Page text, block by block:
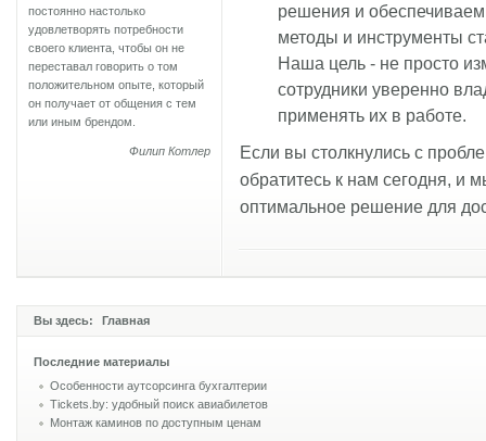
решения и
методы и инструменты
Наша цель - не просто
сотрудники уверенно
применять их в работе.
Если вы столкнулись с
обратитесь к нам сегодня, и
оптимальное решение для
постоянно настолько
удовлетворять потребности
своего клиента, чтобы он не
переставал говорить о том
положительном опыте, который
он получает от общения с тем
или иным брендом.
Филип Котлер
Вы здесь: Главная
Последние материалы
Особенности аутсорсинга бухгалтерии
Tickets.by: удобный поиск авиабилетов
Монтаж каминов по доступным ценам